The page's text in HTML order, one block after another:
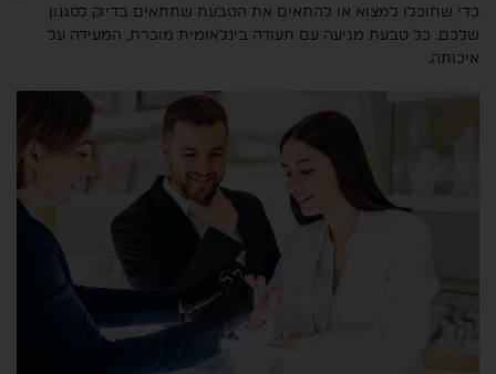
כדי שתוכלו למצוא או להתאים את הטבעת שתתאים בדיוק לסגנון
שלכם. כל טבעת מגיעה עם תעודה בינלאומית מוכרת, המעידה על
איכותה.